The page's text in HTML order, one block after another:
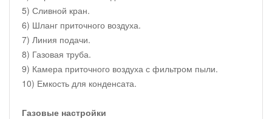
5) Сливной кран.
6) Шланг приточного воздуха.
7) Линия подачи.
8) Газовая труба.
9) Камера приточного воздуха с фильтром пыли.
10) Емкость для конденсата.
Газовые настройки